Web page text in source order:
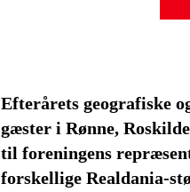
Efterårets geografiske
gæster i Rønne,
til foreningens
forskellige Realdania-